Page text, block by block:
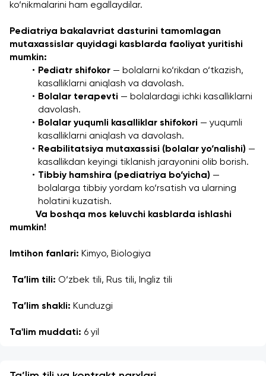
ko‘nikmalarini ham egallaydilar.
Pediatriya bakalavriat dasturini tamomlagan
mutaxassislar quyidagi kasblarda faoliyat yuritishi
mumkin:
Pediatr shifokor — bolalarni ko‘rikdan o‘tkazish,
kasalliklarni aniqlash va davolash.
Bolalar terapevti — bolalardagi ichki kasalliklarni
davolash.
Bolalar yuqumli kasalliklar shifokori — yuqumli
kasalliklarni aniqlash va davolash.
Reabilitatsiya mutaxassisi (bolalar yo‘nalishi) —
kasallikdan keyingi tiklanish jarayonini olib borish.
Tibbiy hamshira (pediatriya bo‘yicha) —
bolalarga tibbiy yordam ko‘rsatish va ularning
holatini kuzatish.
Va boshqa mos keluvchi kasblarda ishlashi
mumkin!
Imtihon fanlari: Kimyo, Biologiya
Ta’lim tili: O‘zbek tili, Rus tili, Ingliz tili
Ta’lim shakli: Kunduzgi
Ta'lim muddati: 6 yil